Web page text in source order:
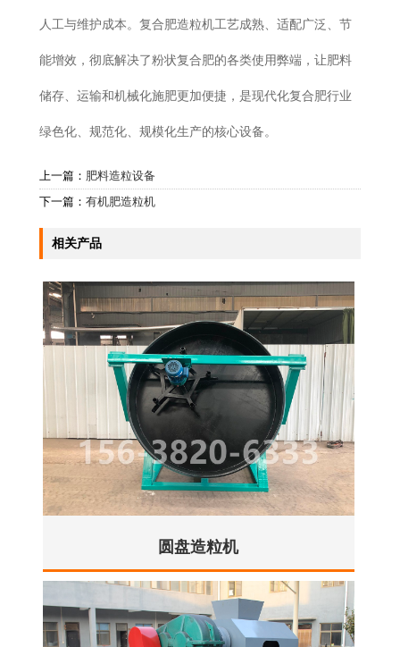
人工与维护成本。复合肥造粒机工艺成熟、适配广泛、节
能增效，彻底解决了粉状复合肥的各类使用弊端，让肥料
储存、运输和机械化施肥更加便捷，是现代化复合肥行业
绿色化、规范化、规模化生产的核心设备。
上一篇： 肥料造粒设备
下一篇： 有机肥造粒机
相关产品
圆盘造粒机